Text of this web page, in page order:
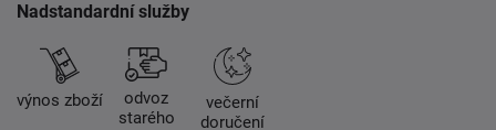
Nadstandardní služby
výnos zboží
odvoz
starého
večerní
doručení